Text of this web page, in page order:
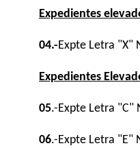
Expedientes
04.-Expte Letra "X"
Expedientes
05.-Expte Letra "C"
06.-Expte Letra "E"